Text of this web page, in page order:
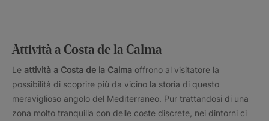
Attività a Costa de la Calma
Le attività a Costa de la Calma offrono al visitatore la
possibilità di scoprire più da vicino la storia di questo
meraviglioso angolo del Mediterraneo. Pur trattandosi di una
zona molto tranquilla con delle coste discrete, nei dintorni ci